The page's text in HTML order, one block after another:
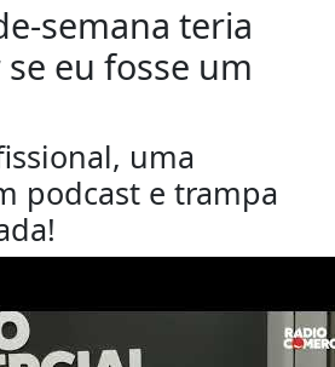
semana teria
eu fosse um
uma
podcast e trampa